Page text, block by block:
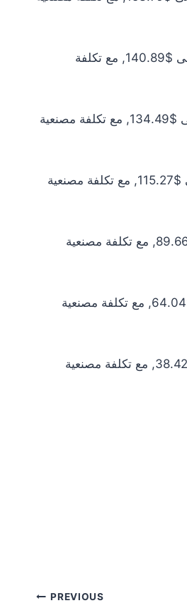
سعر الذهب عيار 22 اليوم يبلغ $124.35 للشراء الخام و$128.08 للبيع الخام. أما مع إضافة المصنعية، فيرتفع سعر الشراء إلى $136.79 وسعر البيع إلى $140.89, مع تكلفة
سعر الذهب عيار 21 اليوم يبلغ $118.70 للشراء الخام و$122.26 للبيع الخام. أما مع إضافة المصنعية، فيرتفع سعر الشراء إلى $130.57 وسعر البيع إلى $134.49, مع تكلفة مصنعية
سعر الذهب عيار 18 اليوم يبلغ $101.74 للشراء الخام و$104.79 للبيع الخام. أما مع إضافة المصنعية، فيرتفع سعر الشراء إلى $111.92 وسعر البيع إلى $115.27, مع تكلفة مصنعية
سعر الذهب عيار 14 اليوم يبلغ $79.13 للشراء الخام و$81.51 للبيع الخام. أما مع إضافة المصنعية، فيرتفع سعر الشراء إلى $87.05 وسعر البيع إلى $89.66, مع تكلفة مصنعية
سعر الذهب عيار 10 اليوم يبلغ $56.52 للشراء الخام و$58.22 للبيع الخام. أما مع إضافة المصنعية، فيرتفع سعر الشراء إلى $62.18 وسعر البيع إلى $64.04, مع تكلفة مصنعية
سعر الذهب عيار 6 اليوم يبلغ $33.91 للشراء الخام و$34.93 للبيع الخام. أما مع إضافة المصنعية، فيرتفع سعر الشراء إلى $37.31 وسعر البيع إلى $38.42, مع تكلفة مصنعية
PREVIOUS